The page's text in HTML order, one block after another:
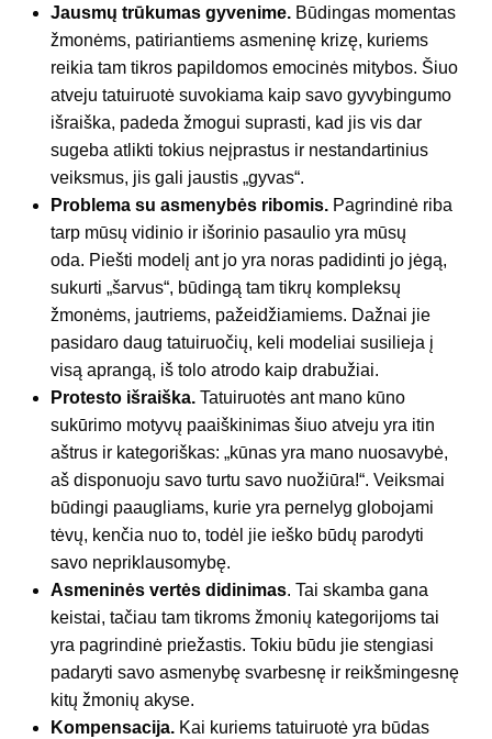
Jausmų trūkumas gyvenime. Būdingas momentas
žmonėms, patiriantiems asmeninę krizę, kuriems
reikia tam tikros papildomos emocinės mitybos. Šiuo
atveju tatuiruotė suvokiama kaip savo gyvybingumo
išraiška, padeda žmogui suprasti, kad jis vis dar
sugeba atlikti tokius neįprastus ir nestandartinius
veiksmus, jis gali jaustis „gyvas“.
Problema su asmenybės ribomis. Pagrindinė riba
tarp mūsų vidinio ir išorinio pasaulio yra mūsų
oda. Piešti modelį ant jo yra noras padidinti jo jėgą,
sukurti „šarvus“, būdingą tam tikrų kompleksų
žmonėms, jautriems, pažeidžiamiems. Dažnai jie
pasidaro daug tatuiruočių, keli modeliai susilieja į
visą aprangą, iš tolo atrodo kaip drabužiai.
Protesto išraiška. Tatuiruotės ant mano kūno
sukūrimo motyvų paaiškinimas šiuo atveju yra itin
aštrus ir kategoriškas: „kūnas yra mano nuosavybė,
aš disponuoju savo turtu savo nuožiūra!“. Veiksmai
būdingi paaugliams, kurie yra pernelyg globojami
tėvų, kenčia nuo to, todėl jie ieško būdų parodyti
savo nepriklausomybę.
Asmeninės vertės didinimas. Tai skamba gana
keistai, tačiau tam tikroms žmonių kategorijoms tai
yra pagrindinė priežastis. Tokiu būdu jie stengiasi
padaryti savo asmenybę svarbesnę ir reikšmingesnę
kitų žmonių akyse.
Kompensacija. Kai kuriems tatuiruotė yra būdas